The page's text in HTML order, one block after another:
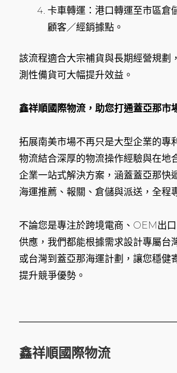
卡車轉運：港口轉運至市區倉
顧客／經銷據點。
該流程適合大宗補貨與長期經營規劃
測性備貨可大幅提升效益。
鑫祥順國際物流，助您打通蓋亞那市
拓展南美市場不再只是大型企業的專
物流結合深厚的物流操作經驗與在地
企業一站式解決方案，涵蓋蓋亞那快
海運推薦、報關、倉儲與派送，全程
不論您是專注於跨境電商、OEM出
供應，我們都能根據需求設計專屬台
或台灣到蓋亞那海運計劃，讓您穩健
提升競爭優勢。
鑫祥順國際物流